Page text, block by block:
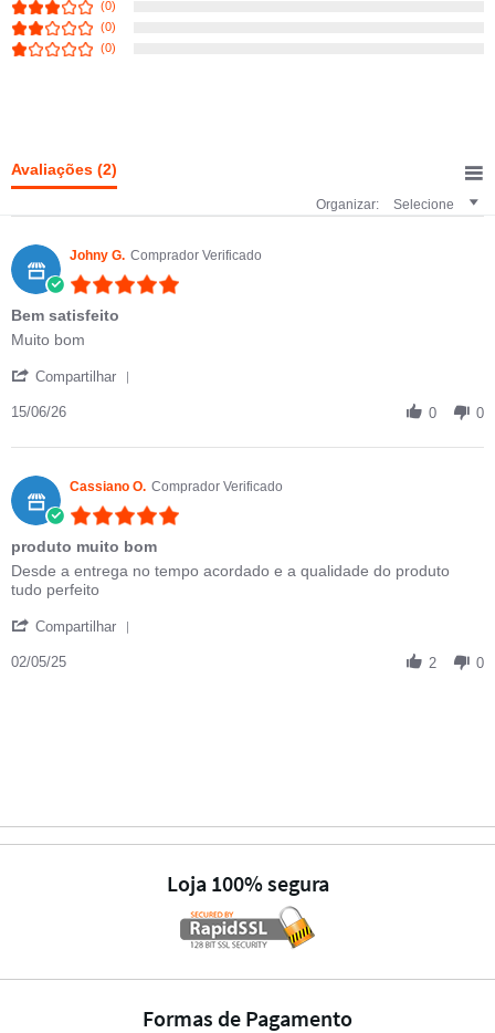
(0)
(0)
(0)
Avaliações (2)
Organizar: Selecione
Johny G. Comprador Verificado
Bem satisfeito
Review by Johny G. on 15 Jun 2026
review stating Bem satisfeito
Muito bom
Compartilhar
15/06/26 0 0
Cassiano O. Comprador Verificado
produto muito bom
Review by Cassiano O. on 2 May 2025
review stating produto muito bom
Desde a entrega no tempo acordado e a qualidade do produto
tudo perfeito
Compartilhar
02/05/25 2 0